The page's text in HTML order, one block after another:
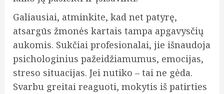
Galiausiai, atminkite, kad net patyrę,
atsargūs žmonės kartais tampa apgavysčių
aukomis. Sukčiai profesionalai, jie išnaudoja
psichologinius pažeidžiamumus, emocijas,
streso situacijas. Jei nutiko – tai ne gėda.
Svarbu greitai reaguoti, mokytis iš patirties